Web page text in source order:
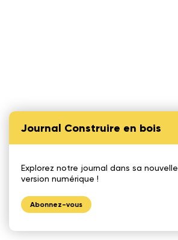
Journal Construire en bois
Explorez notre journal dans sa nouvelle
version numérique !
Abonnez-vous